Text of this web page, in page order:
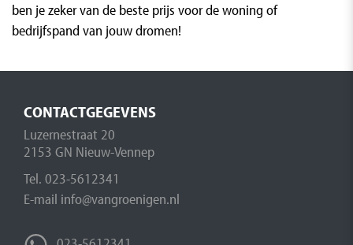
ben je zeker van de beste prijs voor de woning of
bedrijfspand van jouw dromen!
CONTACTGEGEVENS
Luzernestraat 20
2153 GN Nieuw-Vennep
Tel. 023-5612341
E-mail info@vangroenigen.nl